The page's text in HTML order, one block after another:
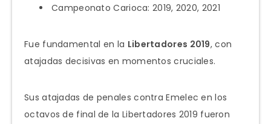
Campeonato Carioca: 2019, 2020, 2021
Fue fundamental en la Libertadores 2019, con
atajadas decisivas en momentos cruciales.
Sus atajadas de penales contra Emelec en los
octavos de final de la Libertadores 2019 fueron